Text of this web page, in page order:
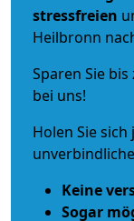
stressfreien
Heilbronn
Sparen Sie
bei uns!
Holen Sie
Keine
Sogar